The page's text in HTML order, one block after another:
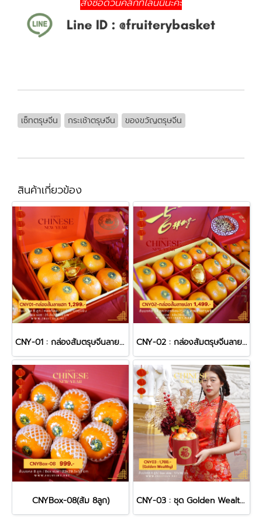
สั่งซื้อด่วนคลิกที่ไลน์นี้นะคะ
เซ็ทตรุษจีน กระเช้าตรุษจีน ของขวัญตรุษจีน
สินค้าเกี่ยวข้อง
CNY-01 : กล่องส้มตรุษจีนลายฮก CNY-02 : กล่องส้มตรุษจีนลายปลา
CNYBox-08(ส้ม 8ลูก) CNY-03 : ชุด Golden Wealthy